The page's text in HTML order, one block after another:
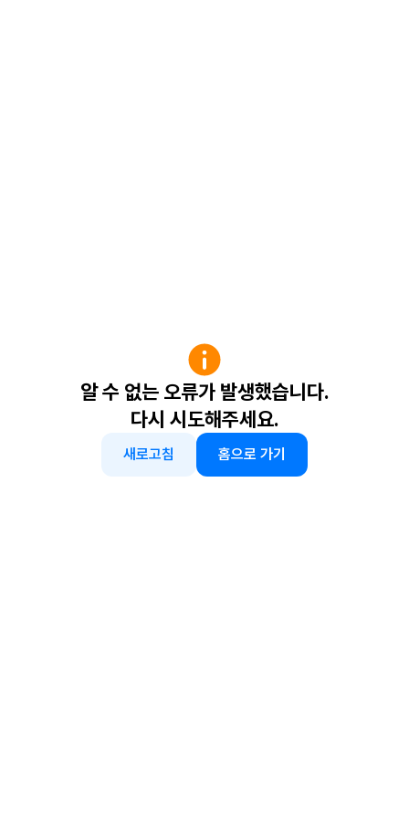
알 수 없는 오류가 발생했습니다.
다시 시도해주세요.
새로고침 홈으로 가기